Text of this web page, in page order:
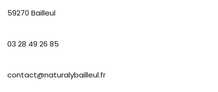
59270 Bailleul
03 28 49 26 85
contact@naturalybailleul.fr